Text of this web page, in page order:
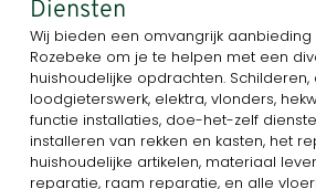
Diensten
Wij bieden een omvangrijk aanbieding
Rozebeke om je te helpen met een
huishoudelijke opdrachten.
loodgieterswerk, elektra, vlonders,
functie installaties, doe-het-zelf
installeren van rekken en kasten, het
huishoudelijke artikelen, materiaal
reparatie, raam reparatie, en alle